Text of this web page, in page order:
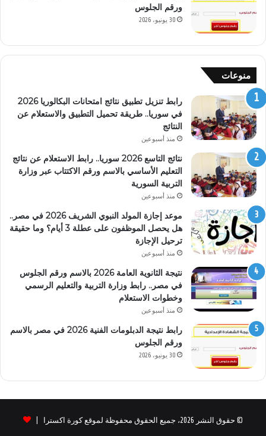
ورقم الجلوس
30 يونيو، 2026
منوعات
رابط تنزيل تطبيق نتائج امتحانات البكالوريا 2026
في سوريا.. طريقة تحميل التطبيق والاستعلام عن
النتائج
منذ أسبوعين
نتائج التاسع 2026 سوريا.. رابط الاستعلام عن نتائج
التعليم الأساسي بالاسم ورقم الاكتتاب عبر وزارة
التربية السورية
منذ أسبوعين
موعد إجازة المولد النبوي الشريف 2026 في مصر..
هل يحصل الموظفون على عطلة 3 أيام؟ وما حقيقة
ترحيل الإجازة
منذ أسبوعين
نتيجة الثانوية العامة 2026 بالاسم ورقم الجلوس
في مصر.. رابط وزارة التربية والتعليم الرسمي
وخطوات الاستعلام
منذ أسبوعين
رابط نتيجة الدبلومات الفنية 2026 في مصر بالاسم
ورقم الجلوس
30 يونيو، 2026
© حقوق النشر 2026، جميع الحقوق محفوظة لموقع كورة اكسترا |